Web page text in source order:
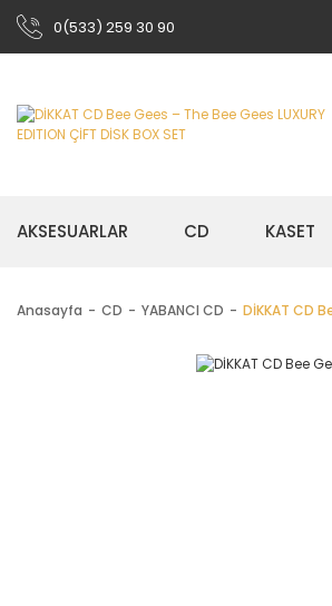
0(533) 259 30 90
AKSESUARLAR CD KASET
Anasayfa CD YABANCI CD DİKKAT CD